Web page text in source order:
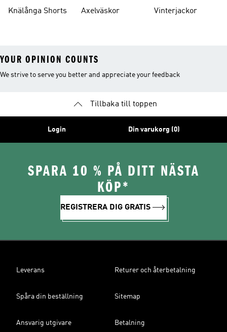
Knälånga Shorts Axelväskor Vinterjackor
YOUR OPINION COUNTS
We strive to serve you better and appreciate your feedback
Tillbaka till toppen
Login Din varukorg (0)
SPARA 10 % PÅ DITT NÄSTA
KÖP*
REGISTRERA DIG GRATIS
Leverans Returer och återbetalning
Spåra din beställning Sitemap
Ansvarig utgivare Betalning